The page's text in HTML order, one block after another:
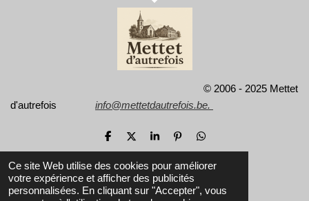
Ce site Web utilise des cookies pour améliorer
votre expérience et afficher des publicités
personnalisées. En cliquant sur "Accepter", vous
© 2006 - 2025 Mettet
d'autrefois info@mettetdautrefois.be.
P
a
t
a
g
P
a
r
t
a
g
P
a
t
a
g
É
p
n
g
l
P
a
t
g